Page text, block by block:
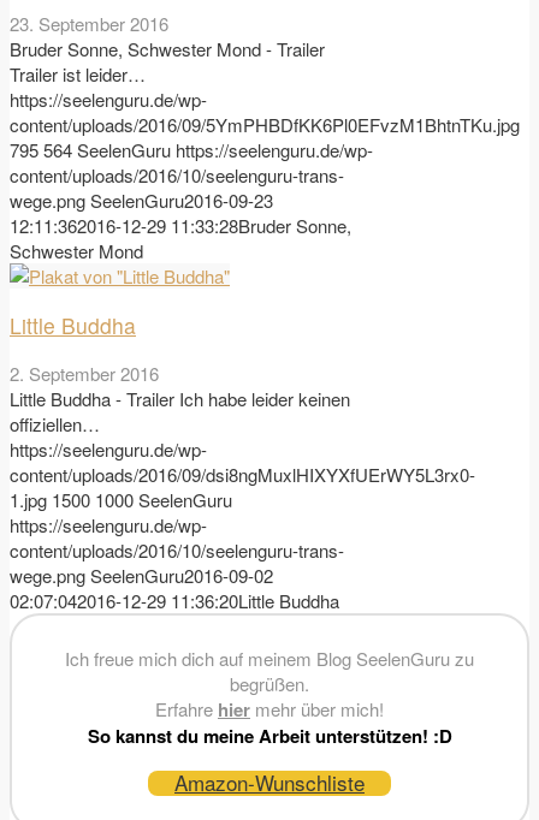
23. September 2016
Bruder Sonne, Schwester Mond - Trailer
Trailer ist leider…
https://seelenguru.de/wp-
content/uploads/2016/09/5YmPHBDfKK6Pl0EFvzM1BhtnTKu.jpg
795564SeelenGuru https://seelenguru.de/wp-
content/uploads/2016/10/seelenguru-trans-
wege.pngSeelenGuru2016-09-23
12:11:362016-12-29 11:33:28Bruder Sonne,
Schwester Mond
Little Buddha
2. September 2016
Little Buddha - Trailer Ich habe leider keinen
offiziellen…
https://seelenguru.de/wp-
content/uploads/2016/09/dsi8ngMuxlHIXYXfUErWY5L3rx0-
1.jpg 1500 1000SeelenGuru
https://seelenguru.de/wp-
content/uploads/2016/10/seelenguru-trans-
wege.pngSeelenGuru2016-09-02
02:07:042016-12-29 11:36:20Little Buddha
Ich freue mich dich auf meinem Blog SeelenGuru zu
begrüßen.
Erfahre hier mehr über mich!
So kannst du meine Arbeit unterstützen! :D
Amazon-Wunschliste